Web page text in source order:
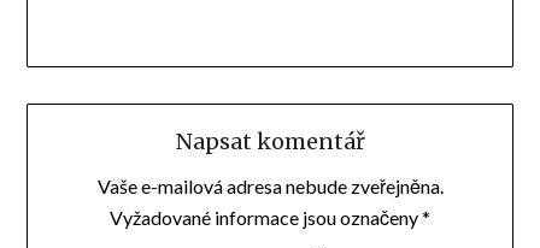
Napsat komentář
Vaše e-mailová adresa nebude zveřejněna.
Vyžadované informace jsou označeny*